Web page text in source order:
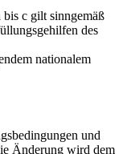
c gilt sinngemäß
des
nationalem
und
Änderung wird dem